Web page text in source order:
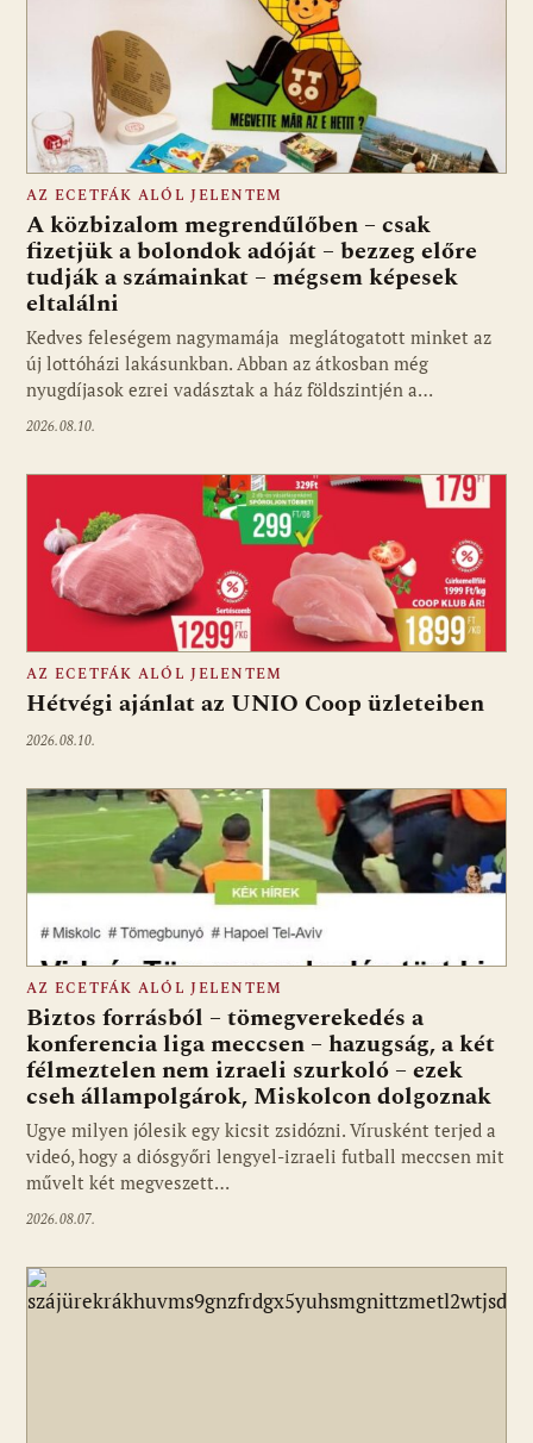
AZ ECETFÁK ALÓL JELENTEM
A közbizalom megrendűlőben – csak
fizetjük a bolondok adóját – bezzeg előre
tudják a számainkat – mégsem képesek
eltalálni
Kedves feleségem nagymamája meglátogatott minket az
új lottóházi lakásunkban. Abban az átkosban még
nyugdíjasok ezrei vadásztak a ház földszintjén a…
2026.08.10.
AZ ECETFÁK ALÓL JELENTEM
Hétvégi ajánlat az UNIO Coop üzleteiben
2026.08.10.
AZ ECETFÁK ALÓL JELENTEM
Biztos forrásból – tömegverekedés a
konferencia liga meccsen – hazugság, a két
félmeztelen nem izraeli szurkoló – ezek
cseh állampolgárok, Miskolcon dolgoznak
Ugye milyen jólesik egy kicsit zsidózni. Vírusként terjed a
videó, hogy a diósgyőri lengyel-izraeli futball meccsen mit
művelt két megveszett…
2026.08.07.